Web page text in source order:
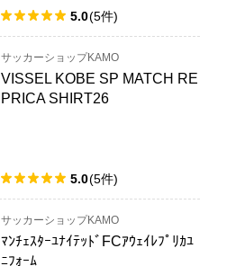
5.0(5件)
サッカーショップKAMO
VISSEL KOBE SP MATCH RE
PRICA SHIRT26
5.0(5件)
サッカーショップKAMO
ﾏﾝﾁｪｽﾀｰﾕﾅｲﾃｯﾄﾞFCｱｳｪｲﾚﾌﾟﾘｶﾕ
ﾆﾌｫｰﾑ